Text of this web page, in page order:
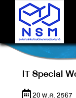
IT
IT Special
20 พ.ค. 2567